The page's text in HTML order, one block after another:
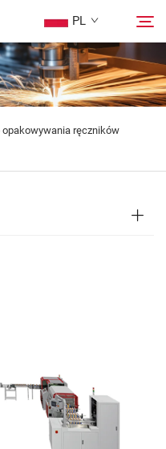
PL
opakowywania ręczników